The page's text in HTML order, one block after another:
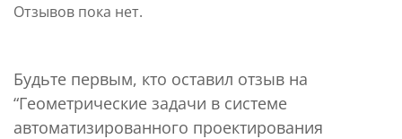
Отзывов пока нет.
Будьте первым, кто оставил отзыв на
“Геометрические задачи в системе
автоматизированного проектирования